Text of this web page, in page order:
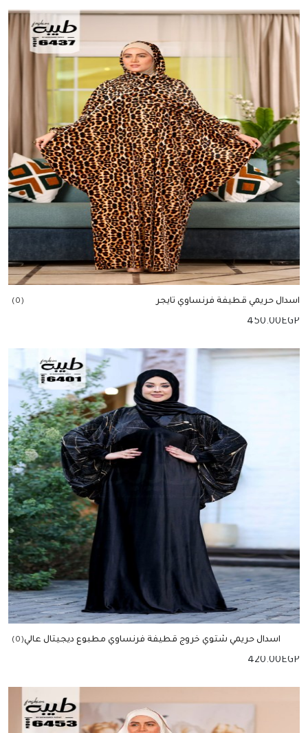
اسدال حريمي قطيفة فرنساوي تايجر (0)
450.00EGP
اسدال حريمي شتوي خروج قطيفة فرنساوي مطبوع ديجيتال عالي(0)
420.00EGP